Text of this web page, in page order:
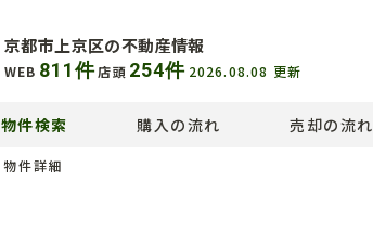
京都市上京区の不動産情報
WEB 811件店頭 254件 2026.08.08 更新
物件検索 購入の流れ 売却の流れ
物件詳細